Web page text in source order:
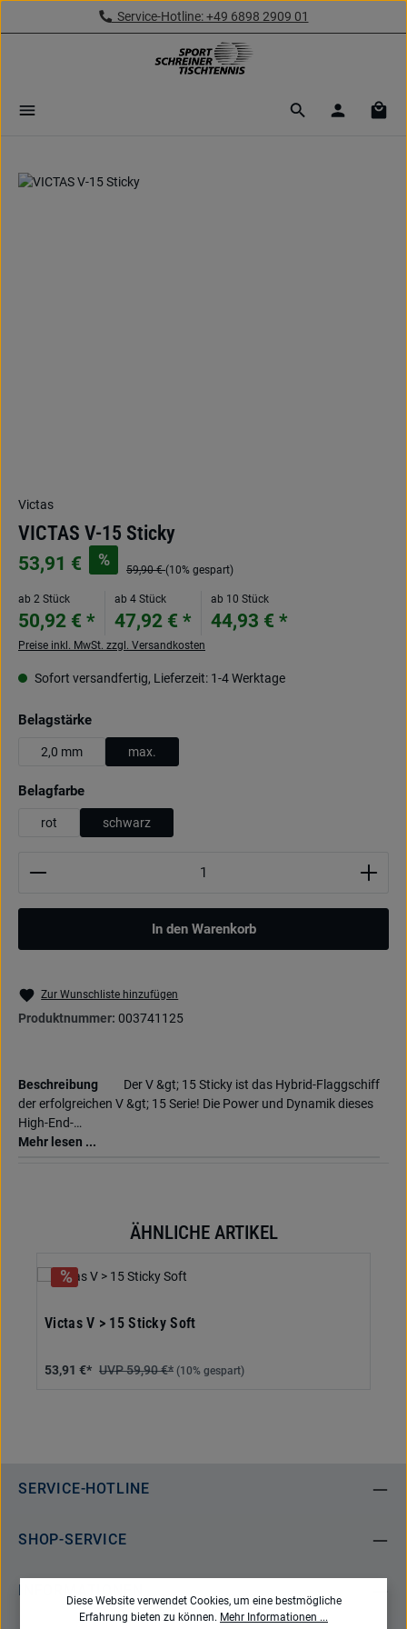
Zum Hauptinhalt springenService-Hotline: +49 6898 2909 01
Bildergalerie überspringen
Victas
VICTAS V-15 Sticky
53,91 € %
59,90 €(10% gespart)
ab 2 Stück
50,92 € *
ab 4 Stück
47,92 € *
ab 10 Stück
44,93 € *
Preise inkl. MwSt. zzgl. Versandkosten
Sofort versandfertig, Lieferzeit: 1-4 Werktage
Belagstärkeauswählen
2,0 mm max.
Belagfarbeauswählen
rot schwarz
Produkt Anzahl: Gib den gewünschten Wert ein
In den Warenkorb
Zur Wunschliste hinzufügen
Produktnummer: 003741125
Beschreibung
Der V &gt; 15 Sticky ist das Hybrid-Flaggschiff
der erfolgreichen V &gt; 15 Serie! Die Power und Dynamik dieses
High-End-…
Mehr lesen ...
Produktgalerie überspringenÄHNLICHE ARTIKEL
Victas V > 15 Sticky Soft
53,91 €* 59,90 €* (10% gespart)
SERVICE-HOTLINE
SHOP-SERVICE
Diese Website verwendet Cookies, um eine bestmögliche
Erfahrung bieten zu können. Mehr Informationen ...